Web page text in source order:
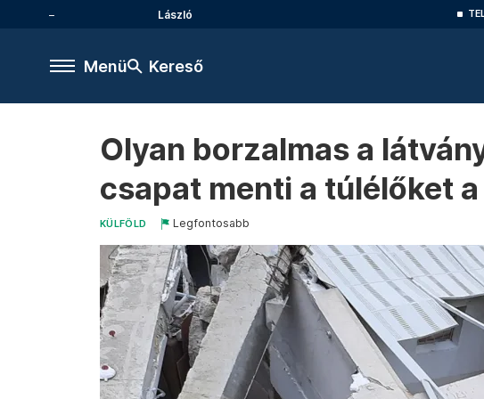
László
Menü Kereső
Olyan borzalmas a
csapat menti a túlélőket
KÜLFÖLD Legfontosabb